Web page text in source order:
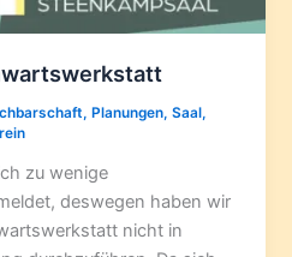
,Planungen,Saal,
zu wenige
deswegen haben wir
nicht in